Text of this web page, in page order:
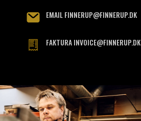
EMAIL FINNERUP@FINNERUP.DK
FAKTURA INVOICE@FINNERUP.DK